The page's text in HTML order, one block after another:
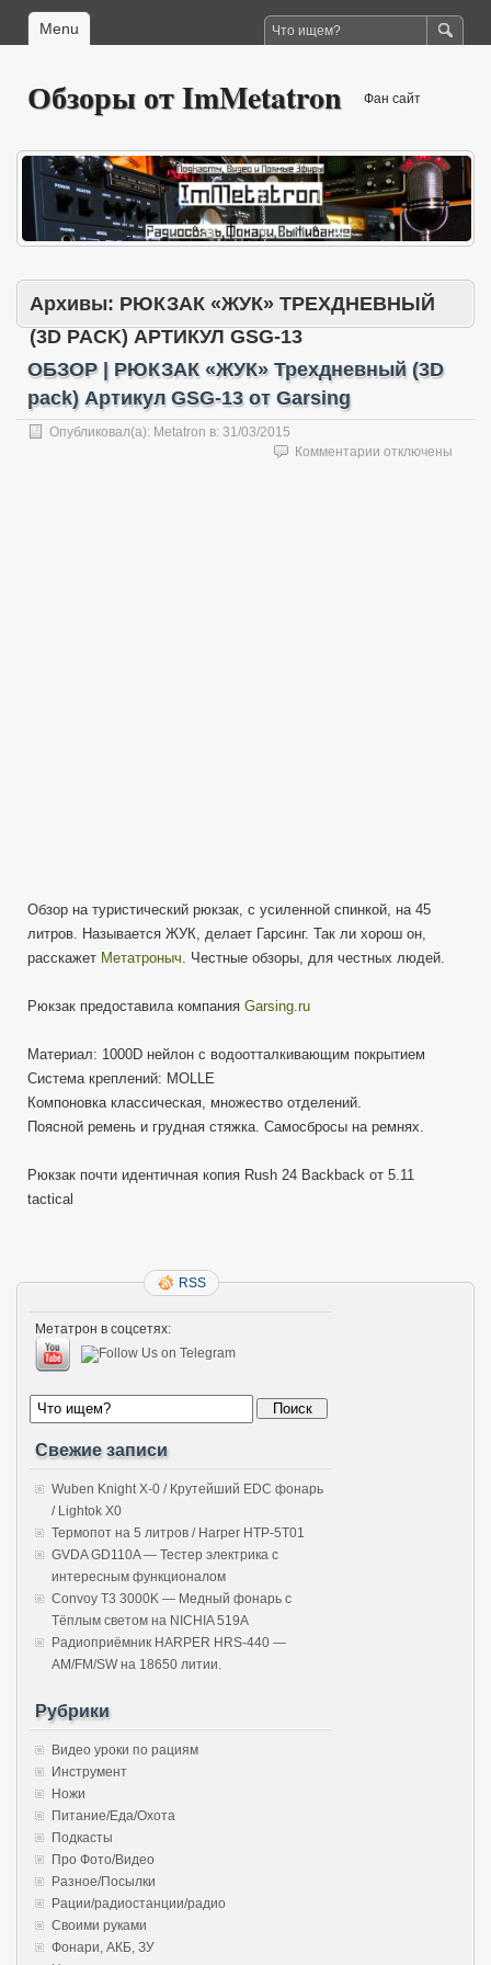
Menu
Обзоры от ImMetatron Фан сайт
Архивы: РЮКЗАК «ЖУК» ТРЕХДНЕВНЫЙ
(3D PACK) АРТИКУЛ GSG-13
ОБЗОР | РЮКЗАК «ЖУК» Трехдневный (3D
pack) Артикул GSG-13 от Garsing
Опубликовал(а): Metatron в: 31/03/2015
Комментарии котключены
Обзор на туристический рюкзак, с усиленной спинкой, на 45
литров. Называется ЖУК, делает Гарсинг. Так ли хорош он,
расскажет Метатроныч . Честные обзоры, для честных людей.
Рюкзак предоставила компания Garsing.ru
Материал: 1000D нейлон с водоотталкивающим покрытием
Система креплений: MOLLE
Компоновка классическая, множество отделений.
Поясной ремень и грудная стяжка. Самосбросы на ремнях.
Рюкзак почти идентичная копия Rush 24 Backback от 5.11
tactical
RSS
Метатрон в соцсетях:
Свежие записи
Wuben Knight X-0 / Крутейший EDC фонарь
/ Lightok X0
Термопот на 5 литров / Harper HTP-5T01
GVDA GD110A — Тестер электрика с
интересным функционалом
Convoy T3 3000K — Медный фонарь с
Тёплым светом на NICHIA 519A
Радиоприёмник HARPER HRS-440 —
AM/FM/SW на 18650 литии.
Рубрики
Видео уроки по рациям
Инструмент
Ножи
Питание/Еда/Охота
Подкасты
Про Фото/Видео
Разное/Посылки
Рации/радиостанции/радио
Своими руками
Фонари, АКБ, ЗУ